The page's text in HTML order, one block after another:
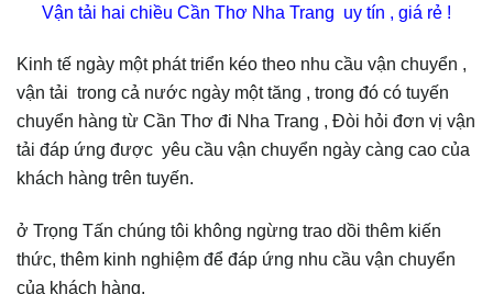
Vận tải hai chiều Cần Thơ Nha Trang uy tín , giá rẻ !
Kinh tế ngày một phát triển kéo theo nhu cầu vận chuyển ,
vận tải trong cả nước ngày một tăng , trong đó có tuyến
chuyển hàng từ Cần Thơ đi Nha Trang , Đòi hỏi đơn vị vận
tải đáp ứng được yêu cầu vận chuyển ngày càng cao của
khách hàng trên tuyến.
ở Trọng Tấn chúng tôi không ngừng trao dồi thêm kiến
thức, thêm kinh nghiệm để đáp ứng nhu cầu vận chuyển
của khách hàng.